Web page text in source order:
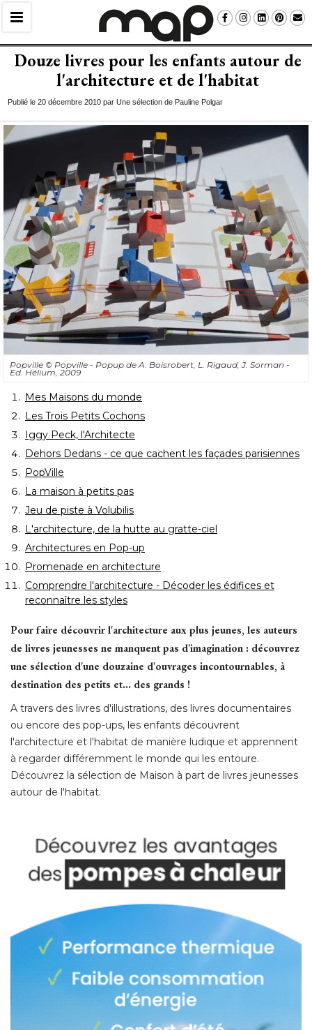
Douze livres pour les enfants autour de
l'architecture et de l'habitat
Publié le 20 décembre 2010 par Une sélection de Pauline Polgar
Popville © Popville - Popup de A. Boisrobert, L. Rigaud, J. Sorman -
Ed. Hélium, 2009
Mes Maisons du monde
Les Trois Petits Cochons
Iggy Peck, l'Architecte
Dehors Dedans - ce que cachent les façades parisiennes
PopVille
La maison à petits pas
Jeu de piste à Volubilis
L'architecture, de la hutte au gratte-ciel
Architectures en Pop-up
Promenade en architecture
Comprendre l'architecture - Décoder les édifices et
reconnaître les styles
Pour faire découvrir l'architecture aux plus jeunes, les auteurs
de livres jeunesses ne manquent pas d'imagination : découvrez
une sélection d'une douzaine d'ouvrages incontournables, à
destination des petits et... des grands !
A travers des livres d'illustrations, des livres documentaires
ou encore des pop-ups, les enfants découvrent
l'architecture et l'habitat de manière ludique et apprennent
à regarder différemment le monde qui les entoure.
Découvrez la sélection de Maison à part de livres jeunesses
autour de l'habitat.